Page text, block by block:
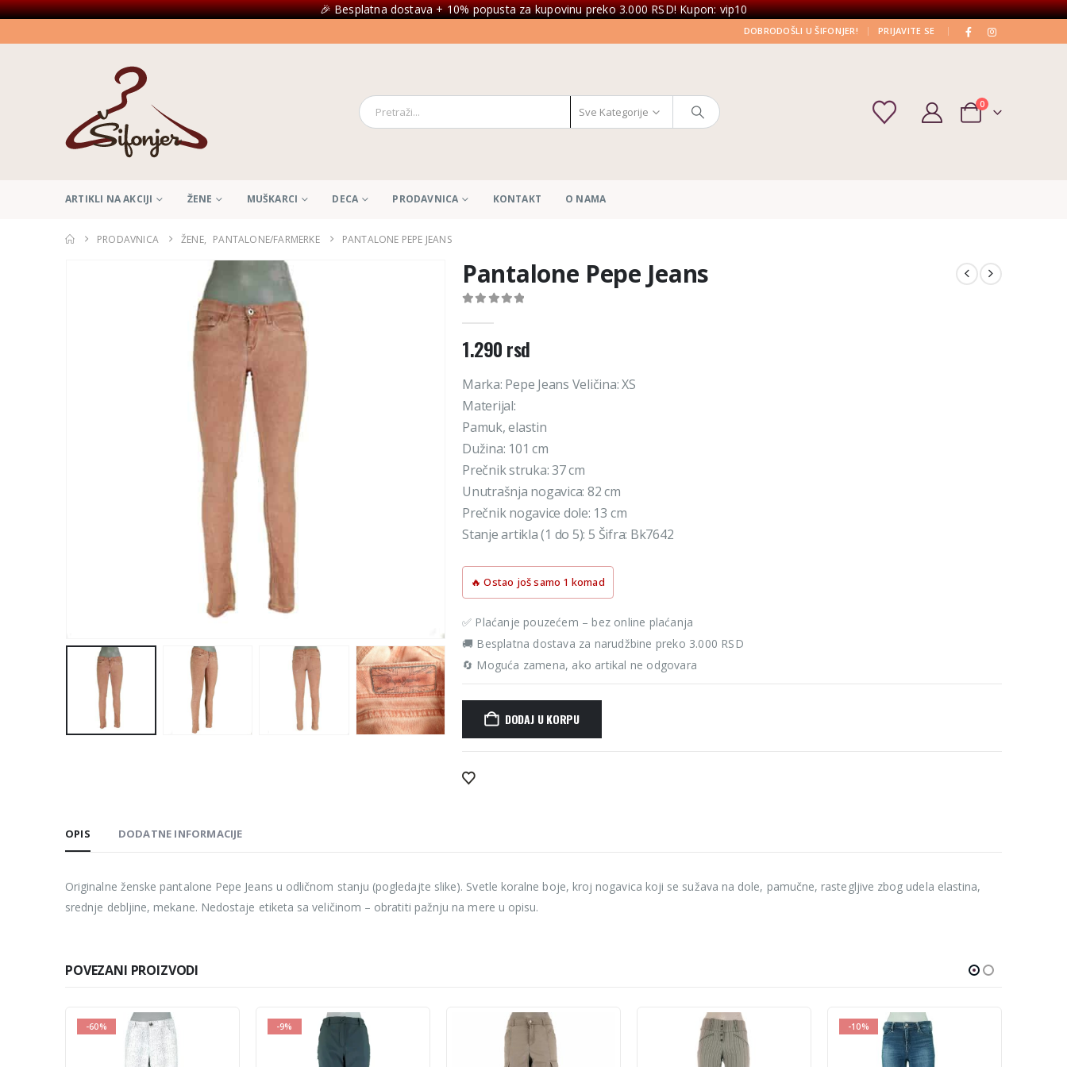
🎉 Besplatna dostava + 10% popusta za kupovinu preko 3.000 RSD! Kupon: vip10
DOBRODOŠLI U ŠIFONJER! | PRIJAVITE SE |
Sve Kategorije
0
ARTIKLI NA AKCIJI ŽENE MUŠKARCI DECA PRODAVNICA KONTAKT O NAMA
PRODAVNICA ŽENE, PANTALONE/FARMERKE PANTALONE PEPE JEANS
Pantalone Pepe Jeans
1.290rsd
Marka: Pepe Jeans Veličina: XS
Materijal:
Pamuk, elastin
Dužina: 101 cm
Prečnik struka: 37 cm
Unutrašnja nogavica: 82 cm
Prečnik nogavice dole: 13 cm
Stanje artikla (1 do 5): 5 Šifra: Bk7642
🔥 Ostao još samo 1 komad
✅ Plaćanje pouzećem – bez online plaćanja
🚚 Besplatna dostava za narudžbine preko 3.000 RSD
🔄 Moguća zamena, ako artikal ne odgovara
DODAJ U KORPU
Alternative:
OPIS DODATNE INFORMACIJE
Originalne ženske pantalone Pepe Jeans u odličnom stanju (pogledajte slike). Svetle koralne boje, kroj nogavica koji se sužava na dole, pamučne, rastegljive zbog udela elastina,
srednje debljine, mekane. Nedostaje etiketa sa veličinom – obratiti pažnju na mere u opisu.
POVEZANI PROIZVODI
-9% -10%